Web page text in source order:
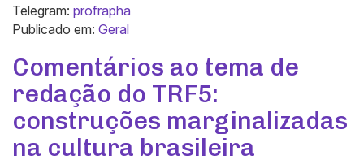
Telegram: profrapha
Publicado em: Geral
Comentários ao tema de
redação do TRF5:
construções marginalizadas
na cultura brasileira